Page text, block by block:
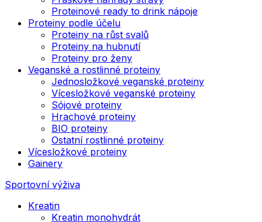
Proteinové ready to drink nápoje
Proteiny podle účelu
Proteiny na růst svalů
Proteiny na hubnutí
Proteiny pro ženy
Veganské a rostlinné proteiny
Jednosložkové veganské proteiny
Vícesložkové veganské proteiny
Sójové proteiny
Hrachové proteiny
BIO proteiny
Ostatní rostlinné proteiny
Vícesložkové proteiny
Gainery
Sportovní výživa
Kreatin
Kreatin monohydrát